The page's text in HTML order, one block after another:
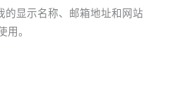
的显示名称、邮箱地址和网站
用。